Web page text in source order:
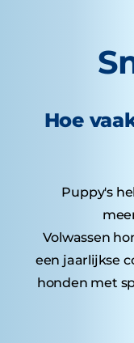
Hoe
Puppy's
Volwassen
een jaarlijkse
honden met